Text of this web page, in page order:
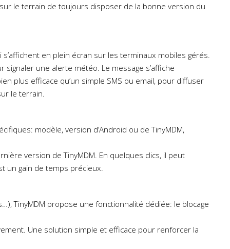
le terrain de toujours disposer de la bonne version du
s’affichent en plein écran sur les terminaux mobiles gérés.
une alerte météo. Le message s’affiche
plus efficace qu’un simple SMS ou email, pour diffuser
le terrain.
modèle, version d’Android ou de TinyMDM,
version de TinyMDM. En quelques clics, il peut
un gain de temps précieux.
TinyMDM propose une fonctionnalité dédiée: le blocage
Une solution simple et efficace pour renforcer la